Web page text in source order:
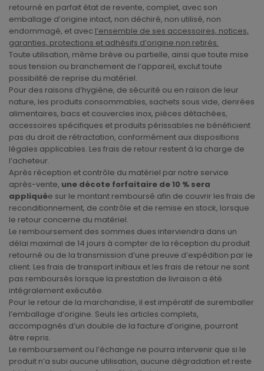
retourné en parfait état de revente, complet, avec son
emballage d’origine intact, non déchiré, non utilisé, non
endommagé, et avec l’ensemble de ses accessoires, notices,
garanties, protections et adhésifs d’origine non retirés.
Toute utilisation, même brève ou partielle, ainsi que toute mise
sous tension ou branchement de l’appareil, exclut toute
possibilité de reprise du matériel.
Pour des raisons d’hygiène, de sécurité ou en raison de leur
nature, les produits consommables, sachets sous vide, denrées
alimentaires, bacs et couvercles inox, pièces détachées,
accessoires spécifiques et produits périssables ne bénéficient
pas du droit de rétractation, conformément aux dispositions
légales applicables. Les frais de retour restent à la charge de
l’acheteur.
Après réception et contrôle du matériel par notre service
après-vente, une décote forfaitaire de 10 % sera
appliquée sur le montant remboursé afin de couvrir les frais de
reconditionnement, de contrôle et de remise en stock, lorsque
le retour concerne du matériel.
Le remboursement des sommes dues interviendra dans un
délai maximal de 14 jours à compter de la réception du produit
retourné ou de la transmission d’une preuve d’expédition par le
client. Les frais de transport initiaux et les frais de retour ne sont
pas remboursés lorsque la prestation de livraison a été
intégralement exécutée.
Pour le retour de la marchandise, il est impératif de suremballer
l’emballage d’origine. Seuls les articles complets,
accompagnés d’un double de la facture d’origine, pourront
être repris.
Le remboursement ou l’échange ne pourra intervenir que si le
produit n’a subi aucune utilisation, aucune dégradation et reste